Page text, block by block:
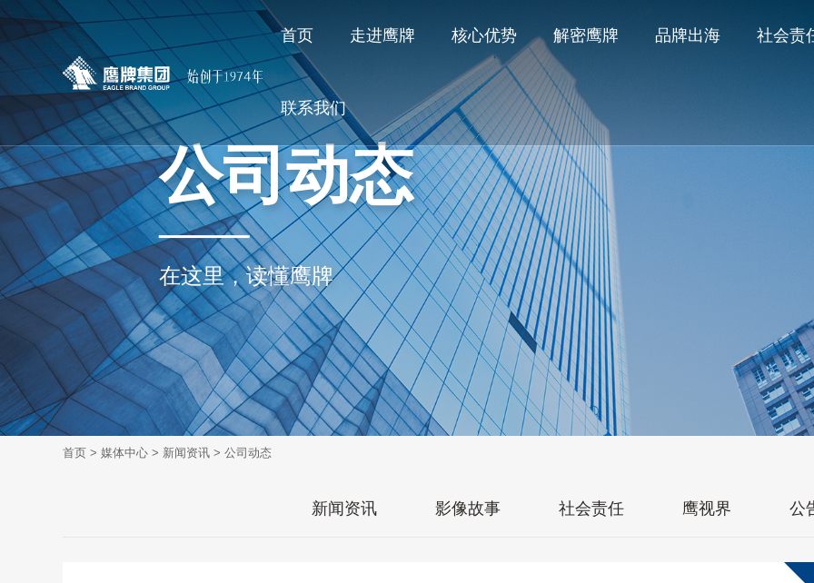
首页 走进鹰牌 核心优势 解密鹰牌 品牌出海 社会责
联系我们
公司动态
在这里，读懂鹰牌
首页> 媒体中心> 新闻资讯> 公司动态
新闻资讯 影像故事 社会责任 鹰视界 公